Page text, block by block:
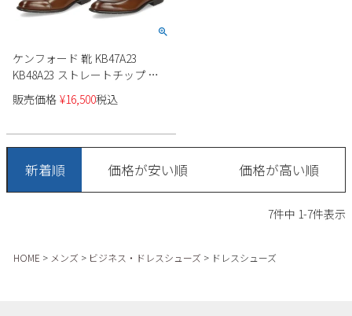
プライバシーポリシー
特定商取引法に基づく表示
ケンフォード 靴 KB47A23
KB48A23 ストレートチップ ブ
ラウン ビジネスシューズ 本革
メンズ 革靴 3E EEE Uチップ リ
販売価格 ¥16,500税込
新着順 価格が安い順 価格が高い順
7件中 1-7件表示
HOME メンズ ビジネス・ドレスシューズ ドレスシューズ